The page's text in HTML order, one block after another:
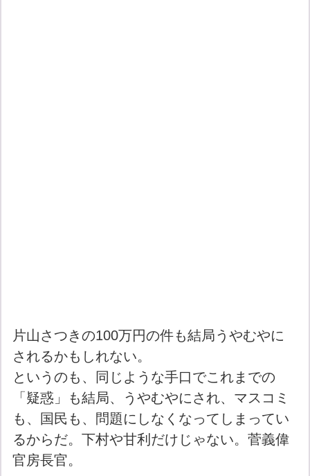
片山さつきの100万円の件も結局うやむやに
されるかもしれない。
というのも、同じような手口でこれまでの
「疑惑」も結局、うやむやにされ、マスコミ
も、国民も、問題にしなくなってしまってい
るからだ。下村や甘利だけじゃない。菅義偉
官房長官。